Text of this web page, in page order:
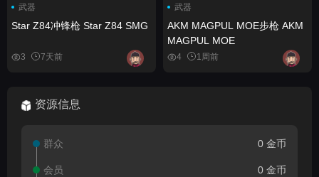
武器
Star Z84冲锋枪 Star Z84 SMG
3 7天前
武器
AKM MAGPUL MOE步枪 AKM
MAGPUL MOE
4 1周前
资源信息
群众 0 金币
会员 0 金币